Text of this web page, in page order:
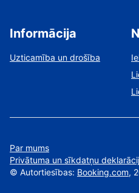
Informācija
Uzticamība un drošība
Par mums
Privātuma un sīkdatņu
© Autortiesības: Booking.com,